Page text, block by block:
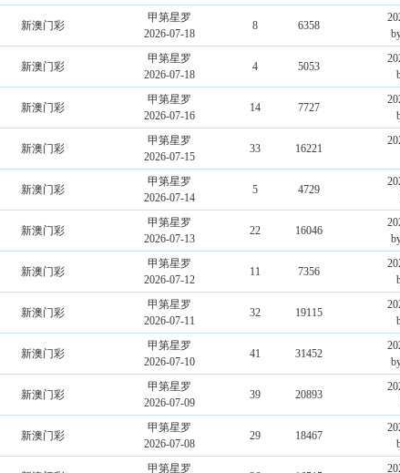
新澳门彩
甲第星罗
2026-07-18
8 6358
新澳门彩
甲第星罗
2026-07-18
4 5053
新澳门彩
甲第星罗
2026-07-16
14 7727
新澳门彩
甲第星罗
2026-07-15
33 16221
新澳门彩
甲第星罗
2026-07-14
5 4729
新澳门彩
甲第星罗
2026-07-13
22 16046
新澳门彩
甲第星罗
2026-07-12
11 7356
新澳门彩
甲第星罗
2026-07-11
32 19115
新澳门彩
甲第星罗
2026-07-10
41 31452
新澳门彩
甲第星罗
2026-07-09
39 20893
新澳门彩
甲第星罗
2026-07-08
29 18467
甲第星罗